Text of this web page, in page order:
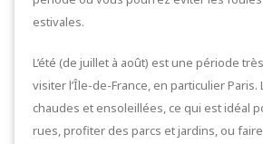
estivales.
L’été (de juillet à août) est une période
visiter l’Île-de-France, en particulier
chaudes et ensoleillées, ce qui est idéal
rues, profiter des parcs et jardins, ou